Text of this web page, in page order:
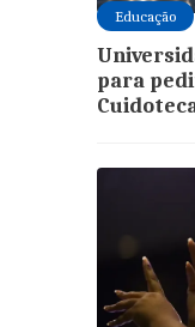
Educação
para